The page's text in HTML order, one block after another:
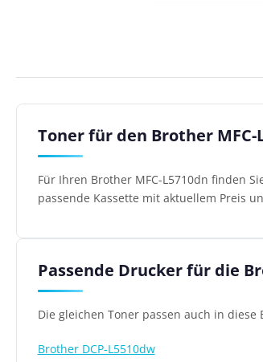
Toner für den Brother MFC-
Für Ihren Brother MFC-L5710dn finden
passende Kassette mit aktuellem Preis
Passende Drucker für die
Die gleichen Toner passen auch in diese
Brother DCP-L5510dw